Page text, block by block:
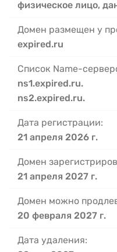
физическое лицо,
Домен размещен у
expired.ru
Список Name-
ns1.expired.ru.
ns2.expired.ru.
Дата регистрации:
21 апреля 2026 г.
Домен
21 апреля 2027 г.
Домен можно
20 февраля 2027 г.
Дата удаления: